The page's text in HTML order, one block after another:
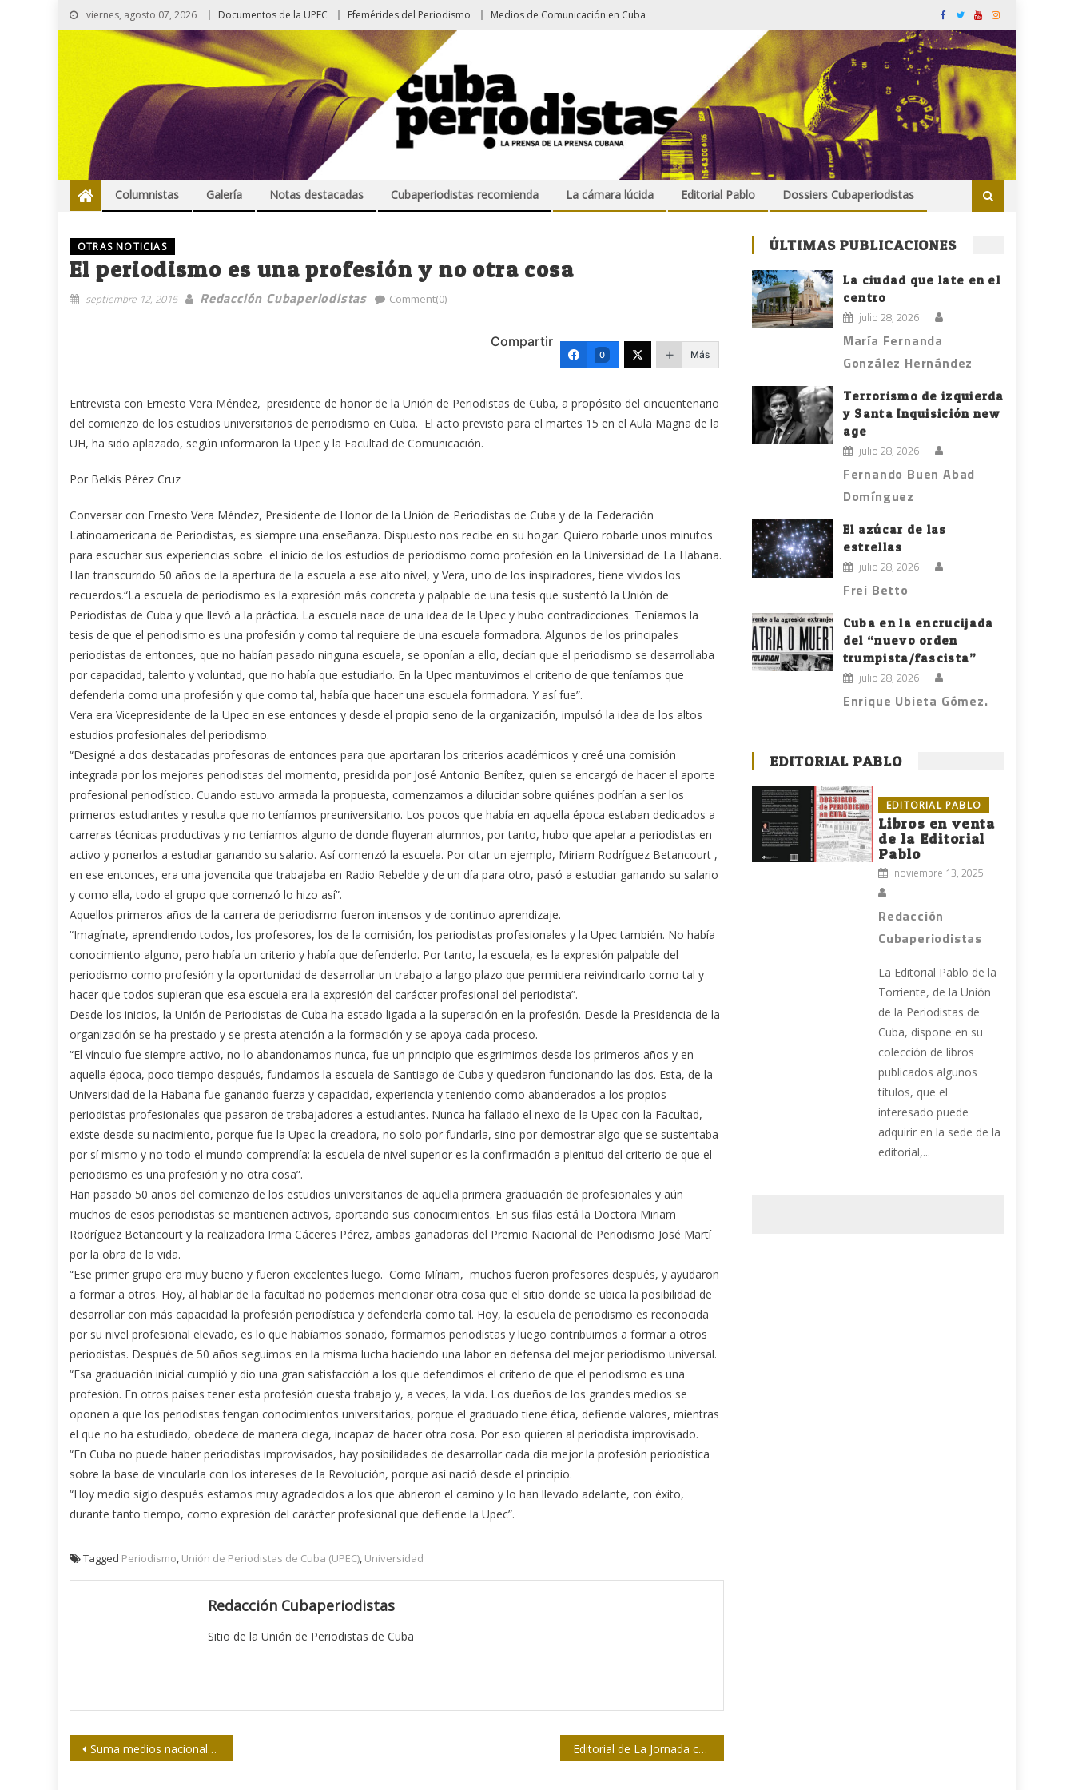
viernes, agosto 07, 2026 Documentos de la UPEC Efemérides del Periodismo Medios de Comunicación en Cuba
Columnistas Galería Notas destacadas Cubaperiodistas recomienda La cámara lúcida Editorial Pablo Dossiers Cubaperiodistas
OTRAS NOTICIAS
El periodismo es una profesión y no otra cosa
septiembre 12, 2015 Redacción Cubaperiodistas Comment(0)
Compartir
0 Más
Entrevista con Ernesto Vera Méndez, presidente de honor de la Unión de Periodistas de Cuba, a propósito del cincuentenario
del comienzo de los estudios universitarios de periodismo en Cuba. El acto previsto para el martes 15 en el Aula Magna de la
UH, ha sido aplazado, según informaron la Upec y la Facultad de Comunicación.
Por Belkis Pérez Cruz
Conversar con Ernesto Vera Méndez, Presidente de Honor de la Unión de Periodistas de Cuba y de la Federación
Latinoamericana de Periodistas, es siempre una enseñanza. Dispuesto nos recibe en su hogar. Quiero robarle unos minutos
para escuchar sus experiencias sobre el inicio de los estudios de periodismo como profesión en la Universidad de La Habana.
Han transcurrido 50 años de la apertura de la escuela a ese alto nivel, y Vera, uno de los inspiradores, tiene vívidos los
recuerdos.“La escuela de periodismo es la expresión más concreta y palpable de una tesis que sustentó la Unión de
Periodistas de Cuba y que llevó a la práctica. La escuela nace de una idea de la Upec y hubo contradicciones. Teníamos la
tesis de que el periodismo es una profesión y como tal requiere de una escuela formadora. Algunos de los principales
periodistas de entonces, que no habían pasado ninguna escuela, se oponían a ello, decían que el periodismo se desarrollaba
por capacidad, talento y voluntad, que no había que estudiarlo. En la Upec mantuvimos el criterio de que teníamos que
defenderla como una profesión y que como tal, había que hacer una escuela formadora. Y así fue”.
Vera era Vicepresidente de la Upec en ese entonces y desde el propio seno de la organización, impulsó la idea de los altos
estudios profesionales del periodismo.
“Designé a dos destacadas profesoras de entonces para que aportaran los criterios académicos y creé una comisión
integrada por los mejores periodistas del momento, presidida por José Antonio Benítez, quien se encargó de hacer el aporte
profesional periodístico. Cuando estuvo armada la propuesta, comenzamos a dilucidar sobre quiénes podrían a ser los
primeros estudiantes y resulta que no teníamos preuniversitario. Los pocos que había en aquella época estaban dedicados a
carreras técnicas productivas y no teníamos alguno de donde fluyeran alumnos, por tanto, hubo que apelar a periodistas en
activo y ponerlos a estudiar ganando su salario. Así comenzó la escuela. Por citar un ejemplo, Miriam Rodríguez Betancourt ,
en ese entonces, era una jovencita que trabajaba en Radio Rebelde y de un día para otro, pasó a estudiar ganando su salario
y como ella, todo el grupo que comenzó lo hizo así”.
Aquellos primeros años de la carrera de periodismo fueron intensos y de continuo aprendizaje.
“Imagínate, aprendiendo todos, los profesores, los de la comisión, los periodistas profesionales y la Upec también. No había
conocimiento alguno, pero había un criterio y había que defenderlo. Por tanto, la escuela, es la expresión palpable del
periodismo como profesión y la oportunidad de desarrollar un trabajo a largo plazo que permitiera reivindicarlo como tal y
hacer que todos supieran que esa escuela era la expresión del carácter profesional del periodista”.
Desde los inicios, la Unión de Periodistas de Cuba ha estado ligada a la superación en la profesión. Desde la Presidencia de la
organización se ha prestado y se presta atención a la formación y se apoya cada proceso.
“El vínculo fue siempre activo, no lo abandonamos nunca, fue un principio que esgrimimos desde los primeros años y en
aquella época, poco tiempo después, fundamos la escuela de Santiago de Cuba y quedaron funcionando las dos. Esta, de la
Universidad de la Habana fue ganando fuerza y capacidad, experiencia y teniendo como abanderados a los propios
periodistas profesionales que pasaron de trabajadores a estudiantes. Nunca ha fallado el nexo de la Upec con la Facultad,
existe desde su nacimiento, porque fue la Upec la creadora, no solo por fundarla, sino por demostrar algo que se sustentaba
por sí mismo y no todo el mundo comprendía: la escuela de nivel superior es la confirmación a plenitud del criterio de que el
periodismo es una profesión y no otra cosa”.
Han pasado 50 años del comienzo de los estudios universitarios de aquella primera graduación de profesionales y aún
muchos de esos periodistas se mantienen activos, aportando sus conocimientos. En sus filas está la Doctora Miriam
Rodríguez Betancourt y la realizadora Irma Cáceres Pérez, ambas ganadoras del Premio Nacional de Periodismo José Martí
por la obra de la vida.
“Ese primer grupo era muy bueno y fueron excelentes luego. Como Míriam, muchos fueron profesores después, y ayudaron
a formar a otros. Hoy, al hablar de la facultad no podemos mencionar otra cosa que el sitio donde se ubica la posibilidad de
desarrollar con más capacidad la profesión periodística y defenderla como tal. Hoy, la escuela de periodismo es reconocida
por su nivel profesional elevado, es lo que habíamos soñado, formamos periodistas y luego contribuimos a formar a otros
periodistas. Después de 50 años seguimos en la misma lucha haciendo una labor en defensa del mejor periodismo universal.
“Esa graduación inicial cumplió y dio una gran satisfacción a los que defendimos el criterio de que el periodismo es una
profesión. En otros países tener esta profesión cuesta trabajo y, a veces, la vida. Los dueños de los grandes medios se
oponen a que los periodistas tengan conocimientos universitarios, porque el graduado tiene ética, defiende valores, mientras
el que no ha estudiado, obedece de manera ciega, incapaz de hacer otra cosa. Por eso quieren al periodista improvisado.
“En Cuba no puede haber periodistas improvisados, hay posibilidades de desarrollar cada día mejor la profesión periodística
sobre la base de vincularla con los intereses de la Revolución, porque así nació desde el principio.
“Hoy medio siglo después estamos muy agradecidos a los que abrieron el camino y lo han llevado adelante, con éxito,
durante tanto tiempo, como expresión del carácter profesional que defiende la Upec”.
Tagged Periodismo, Unión de Periodistas de Cuba (UPEC), Universidad
Redacción Cubaperiodistas
Sitio de la Unión de Periodistas de Cuba
Navegación
Suma medios nacionales octava corona en softbol de la prensa Editorial de La Jornada condena bloqueo de EEUU contra Cuba
ÚLTIMAS PUBLICACIONES
La ciudad que late en el
centro
julio 28, 2026
María Fernanda
González Hernández
Terrorismo de izquierda
y Santa Inquisición new
age
julio 28, 2026
Fernando Buen Abad
Domínguez
El azúcar de las
estrellas
julio 28, 2026
Frei Betto
Cuba en la encrucijada
del “nuevo orden
trumpista/fascista”
julio 28, 2026
Enrique Ubieta Gómez.
EDITORIAL PABLO
EDITORIAL PABLO
Libros en venta
de la Editorial
Pablo
noviembre 13, 2025
Redacción
Cubaperiodistas
La Editorial Pablo de la
Torriente, de la Unión
de la Periodistas de
Cuba, dispone en su
colección de libros
publicados algunos
títulos, que el
interesado puede
adquirir en la sede de la
editorial,...